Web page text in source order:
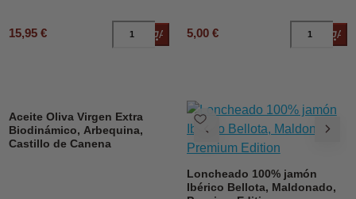
15,95 € Añadir al carrito
5,00 €
DESCUENTO
Aceite Oliva Virgen Extra
Biodinámico, Arbequina,
Castillo de Canena
Loncheado 100% jamón
Ibérico Bellota, Maldonado,